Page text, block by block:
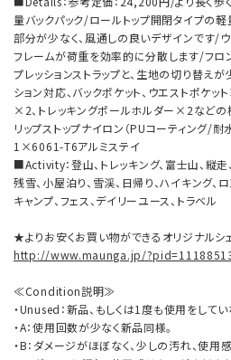
量バックパック/ロールトップ開閉タイプの
部分が少なく、風通しの良いデザインです/
フレームが荷重を効率的に分散します/フロ
プレッションストラップと、生地の切り替え
ション対応、バックポケット、ウエストポケッ
×2、トレッキングポールホルダー×2など
リップストップナイロン（PUコーティング/
1×6061-T6アルミステイ
■Activity：登山、トレッキング、富士山、縦走
残雪、小屋泊り、雪渓、日帰り、ハイキング、
キャンプ、フェス、デイリーユース、トラベル
★よりお安くお買い物ができるオリジナルシ
http://www.maunga.jp/
≪Condition説明≫
・Unused：新品、もしくは1度も使用をしてい
・A：使用回数が少なく新品同様。
・B：ダメージがほぼなく、少しの汚れ、使用